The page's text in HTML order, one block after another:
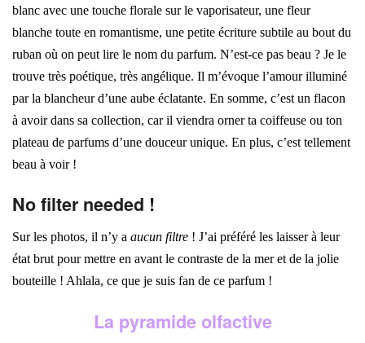
blanc avec une touche florale sur le vaporisateur, une fleur
blanche toute en romantisme, une petite écriture subtile au bout du
ruban où on peut lire le nom du parfum. N’est-ce pas beau ? Je le
trouve très poétique, très angélique. Il m’évoque l’amour illuminé
par la blancheur d’une aube éclatante. En somme, c’est un flacon
à avoir dans sa collection, car il viendra orner ta coiffeuse ou ton
plateau de parfums d’une douceur unique. En plus, c’est tellement
beau à voir !
No filter needed !
Sur les photos, il n’y a aucun filtre ! J’ai préféré les laisser à leur
état brut pour mettre en avant le contraste de la mer et de la jolie
bouteille ! Ahlala, ce que je suis fan de ce parfum !
La pyramide olfactive